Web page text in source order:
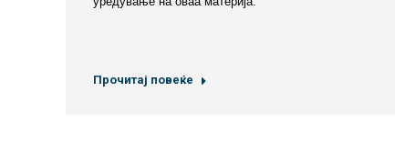
Прочитај повеќе